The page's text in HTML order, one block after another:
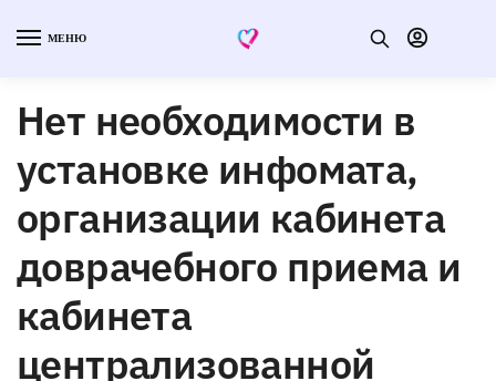
МЕНЮ
Нет необходимости в
установке инфомата,
организации кабинета
доврачебного приема и
кабинета
централизованной